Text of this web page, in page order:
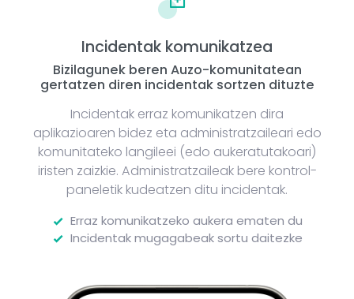
Incidentak komunikatzea
Bizilagunek beren Auzo-komunitatean
gertatzen diren incidentak sortzen dituzte
Incidentak erraz komunikatzen dira
aplikazioaren bidez eta administratzaileari edo
komunitateko langileei (edo aukeratutakoari)
iristen zaizkie. Administratzaileak bere kontrol-
paneletik kudeatzen ditu incidentak.
Erraz komunikatzeko aukera ematen du
Incidentak mugagabeak sortu daitezke